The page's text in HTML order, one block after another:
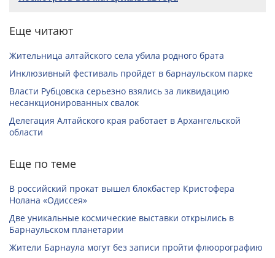
Еще читают
Жительница алтайского села убила родного брата
Инклюзивный фестиваль пройдет в барнаульском парке
Власти Рубцовска серьезно взялись за ликвидацию
несанкционированных свалок
Делегация Алтайского края работает в Архангельской
области
Еще по теме
В российский прокат вышел блокбастер Кристофера
Нолана «Одиссея»
Две уникальные космические выставки открылись в
Барнаульском планетарии
Жители Барнаула могут без записи пройти флюорографию